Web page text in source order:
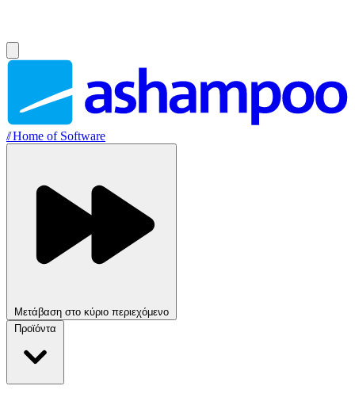
//Home of Software
Μετάβαση στο κύριο περιεχόμενο
Προϊόντα